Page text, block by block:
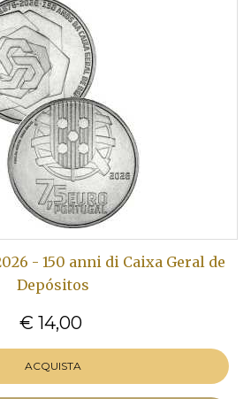
- 150 anni di Caixa Geral de
Depósitos
€ 14,00
ACQUISTA